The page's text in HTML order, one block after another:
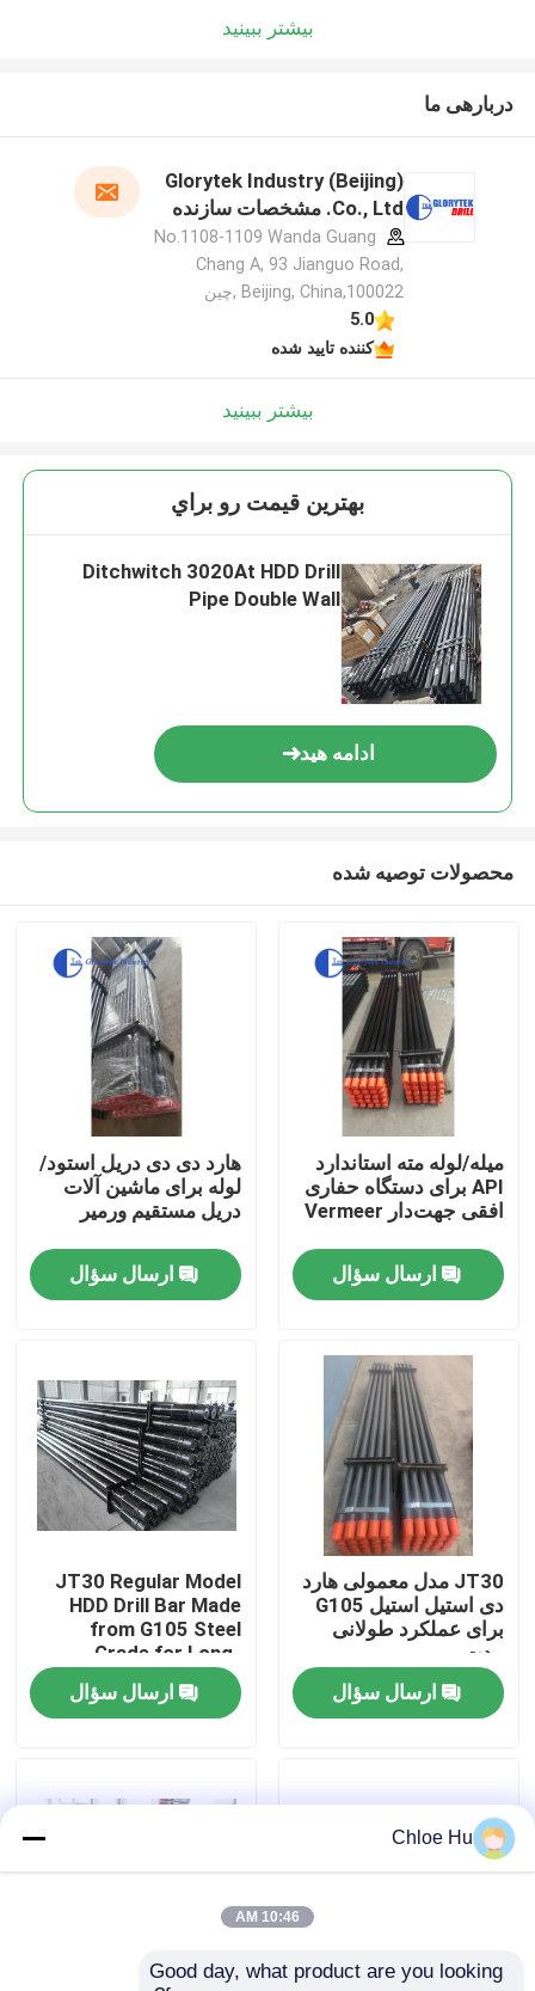
صفحه اصلی
محصولات
درباره ما
تور کارخانه
کنترل کیفیت
اخبار
درخواست نقل قول
دکل حفاری چاه آب
بیشتر ببینید
دربارهی ما
Glorytek Industry (Beijing)
Co., Ltd. مشخصات سازنده
No.1108-1109 Wanda Guang
Chang A, 93 Jianguo Road,
Beijing, China,100022 ,چین
5.0
کننده تایید شده
بیشتر ببینید
بهترين قيمت رو براي
Ditchwitch 3020At HDD Drill
Pipe Double Wall
ادامه هید
محصولات توصیه شده
میله/لوله مته استاندارد
API برای دستگاه حفاری
افقی جهت‌دار Vermeer
ارسال سؤال
هارد دی دی دریل استود/
لوله برای ماشین آلات
دریل مستقیم ورمیر
ارسال سؤال
JT30 مدل معمولی هارد
دی استیل استیل G105
برای عملکرد طولانی
مدت
ارسال سؤال
JT30 Regular Model
HDD Drill Bar Made
from G105 Steel
Grade for Long-
Lasting
ارسال سؤال
Chloe Hu
10:46 AM
Good day, what product are you looking